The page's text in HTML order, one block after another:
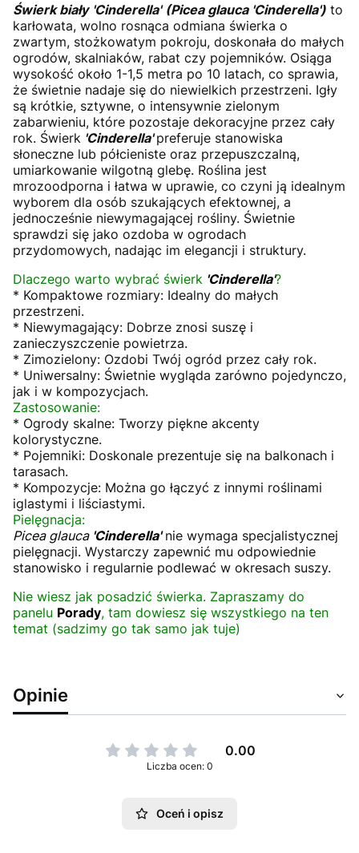
Świerk biały 'Cinderella' (Picea glauca 'Cinderella') to
karłowata, wolno rosnąca odmiana świerka o
zwartym, stożkowatym pokroju, doskonała do małych
ogrodów, skalniaków, rabat czy pojemników. Osiąga
wysokość około 1-1,5 metra po 10 latach, co sprawia,
że świetnie nadaje się do niewielkich przestrzeni. Igły
są krótkie, sztywne, o intensywnie zielonym
zabarwieniu, które pozostaje dekoracyjne przez cały
rok. Świerk 'Cinderella' preferuje stanowiska
słoneczne lub półcieniste oraz przepuszczalną,
umiarkowanie wilgotną glebę. Roślina jest
mrozoodporna i łatwa w uprawie, co czyni ją idealnym
wyborem dla osób szukających efektownej, a
jednocześnie niewymagającej rośliny. Świetnie
sprawdzi się jako ozdoba w ogrodach
przydomowych, nadając im elegancji i struktury.
Dlaczego warto wybrać świerk 'Cinderella'?
* Kompaktowe rozmiary: Idealny do małych
przestrzeni.
* Niewymagający: Dobrze znosi suszę i
zanieczyszczenie powietrza.
* Zimozielony: Ozdobi Twój ogród przez cały rok.
* Uniwersalny: Świetnie wygląda zarówno pojedynczo,
jak i w kompozycjach.
Zastosowanie:
* Ogrody skalne: Tworzy piękne akcenty
kolorystyczne.
* Pojemniki: Doskonale prezentuje się na balkonach i
tarasach.
* Kompozycje: Można go łączyć z innymi roślinami
iglastymi i liściastymi.
Pielęgnacja:
Picea glauca 'Cinderella'nie wymaga specjalistycznej
pielęgnacji. Wystarczy zapewnić mu odpowiednie
stanowisko i regularnie podlewać w okresach suszy.
Nie wiesz jak posadzić świerka. Zapraszamy do
panelu Porady, tam dowiesz się wszystkiego na ten
temat (sadzimy go tak samo jak tuje)
Opinie
0.00
Liczba ocen: 0
Oceń i opisz